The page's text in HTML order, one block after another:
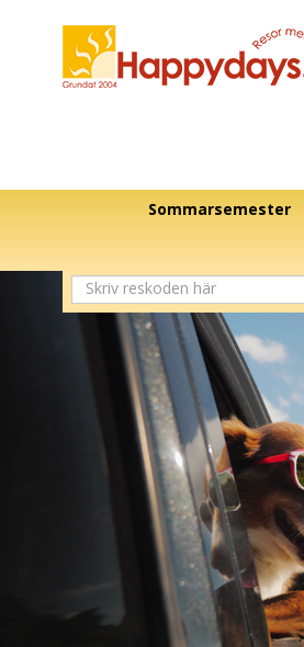
Sommarsemester